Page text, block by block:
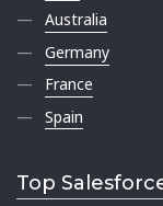
Australia
Germany
France
Spain
Top